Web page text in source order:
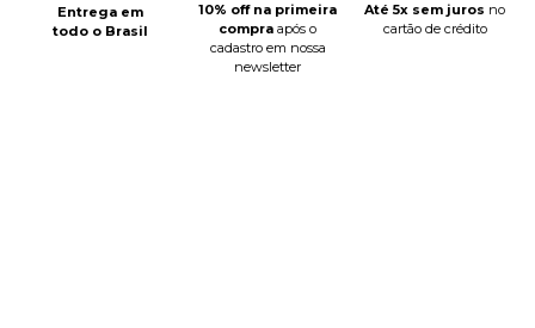
Entrega em
todo o Brasil
10% off na primeira
compra após o
cadastro em nossa
newsletter
Até 5x sem juros no
cartão de crédito